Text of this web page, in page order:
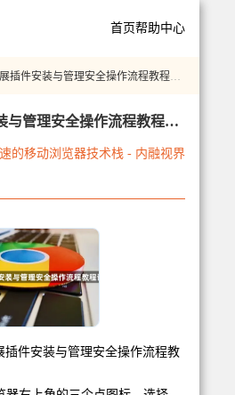
首页帮助中心
插件安装与管理安全操作流程教程详解
google浏览器扩展插件安装与管理安全操作流程教程详解
的移动浏览器技术栈 - 内融视界
插件安装与管理安全操作流程教